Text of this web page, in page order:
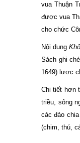
vua Thuận
được vua
cho chức
Nội dung
Sách ghi
1649) lược
Chi tiết hơn
triều, sông
các đảo
(chim, thú,